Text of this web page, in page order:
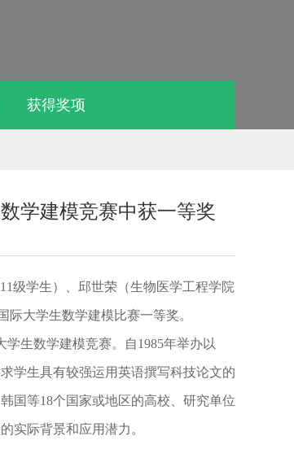
获得奖项
学建模竞赛中获一等奖
级学生）、邱世荣（生物医学工程学院
际大学生数学建模比赛一等奖。
生数学建模竞赛。自1985年举办以
学生具有较强运用英语撰写科技论文的
国等18个国家或地区的高校、研究单位
实际背景和应用潜力。